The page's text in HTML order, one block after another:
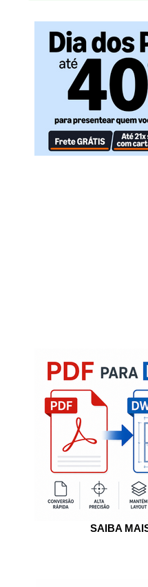
SAIBA